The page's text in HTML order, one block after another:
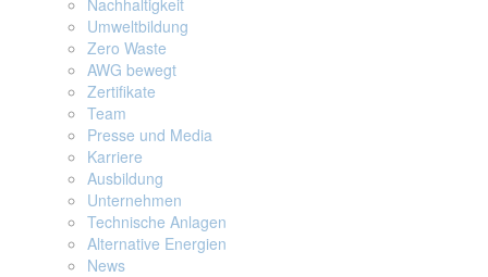
Umweltbildung
Zero Waste
AWG bewegt
Zertifikate
Team
Presse und Media
Karriere
Ausbildung
Unternehmen
Technische Anlagen
Alternative Energien
News